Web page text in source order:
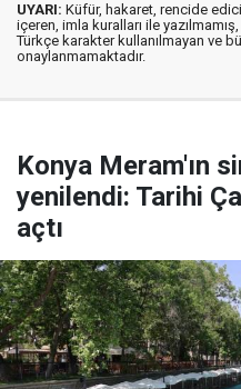
UYARI: Küfür, hakaret, rencide
içeren, imla kuralları ile yazılmamış,
Türkçe karakter kullanılmayan ve
onaylanmamaktadır.
Konya Meram'ın
yenilendi: Tarihi
açtı